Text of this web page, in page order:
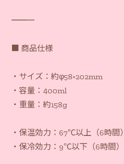
―――――――――――
■ 商品仕様
・サイズ：約φ58×202mm
・容量：400ml
・重量：約158g
・保温効力：67℃以上（6時間）
・保冷効力：9℃以下（6時間）